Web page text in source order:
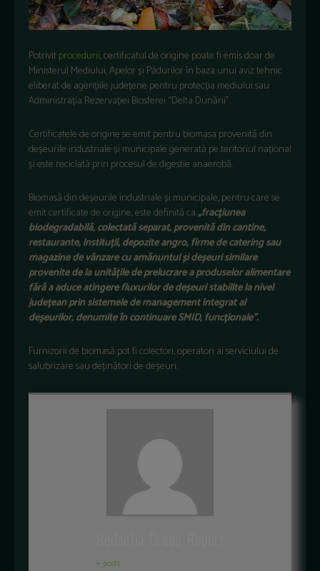
Potrivitprocedurii, certificatul de origine poate fi emis doar de
Ministerul Mediului, Apelor și Pădurilor în baza unui aviz tehnic
eliberat de agențiile județene pentru protecția mediului sau
Administrația Rezervației Biosferei “Delta Dunării”.
Certificatele de origine se emit pentru biomasa provenită din
deșeurile industriale și municipale generată pe teritoriul național
și este reciclată prin procesul de digestie anaerobă.
Biomasă din deșeurile industriale și municipale, pentru care se
emit certificate de origine, este definită ca„fracţiunea
biodegradabilă, colectată separat, provenită din cantine,
restaurante, instituții, depozite angro, firme de catering sau
magazine de vânzare cu amănuntul și deșeuri similare
provenite de la unitățile de prelucrare a produselor alimentare
fără a aduce atingere fluxurilor de deșeuri stabilite la nivel
județean prin sistemele de management integrat al
deşeurilor, denumite în continuare SMID, funcționale”.
Furnizorii de biomasă pot fi colectori, operatori ai serviciului de
salubrizare sau deținători de deșeuri.
+ posts